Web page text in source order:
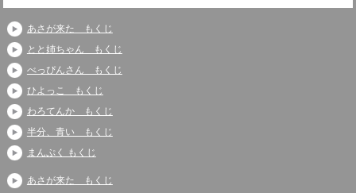
あさが来た もくじ
とと姉ちゃん もくじ
べっぴんさん もくじ
ひよっこ もくじ
わろてんか もくじ
半分、青い もくじ
まんぷく もくじ
あさが来た もくじ